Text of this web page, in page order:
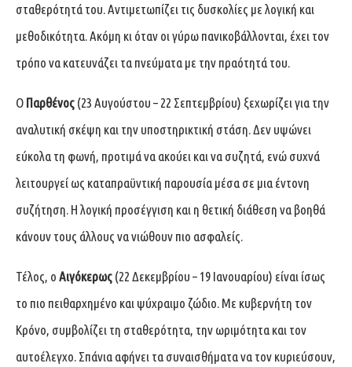
σταθερότητά του. Αντιμετωπίζει τις δυσκολίες με λογική και
μεθοδικότητα. Ακόμη κι όταν οι γύρω πανικοβάλλονται, έχει τον
τρόπο να κατευνάζει τα πνεύματα με την πραότητά του.
Ο Παρθένος (23 Αυγούστου – 22 Σεπτεμβρίου) ξεχωρίζει για την
αναλυτική σκέψη και την υποστηρικτική στάση. Δεν υψώνει
εύκολα τη φωνή, προτιμά να ακούει και να συζητά, ενώ συχνά
λειτουργεί ως καταπραϋντική παρουσία μέσα σε μια έντονη
συζήτηση. Η λογική προσέγγιση και η θετική διάθεση να βοηθά
κάνουν τους άλλους να νιώθουν πιο ασφαλείς.
Τέλος, ο Αιγόκερως (22 Δεκεμβρίου – 19 Ιανουαρίου) είναι ίσως
το πιο πειθαρχημένο και ψύχραιμο ζώδιο. Με κυβερνήτη τον
Κρόνο, συμβολίζει τη σταθερότητα, την ωριμότητα και τον
αυτοέλεγχο. Σπάνια αφήνει τα συναισθήματα να τον κυριεύσουν,